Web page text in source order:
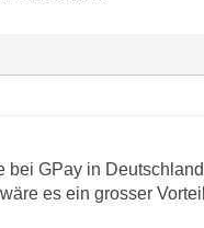
GPay in
es ein grosser